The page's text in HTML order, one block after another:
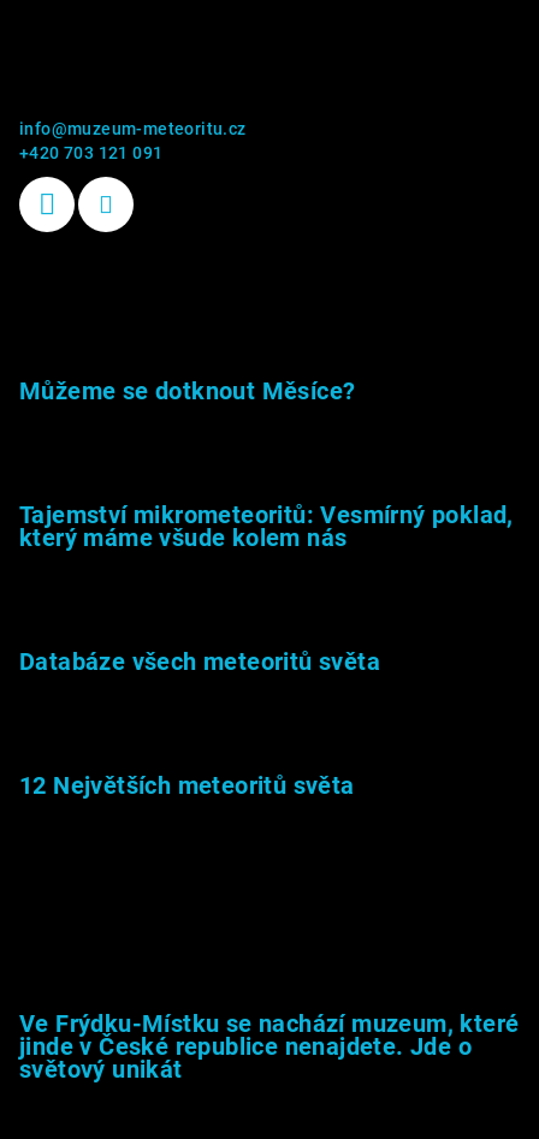
info@muzeum-meteoritu.cz
+420 703 121 091
Můžeme se dotknout Měsíce?
Tajemství mikrometeoritů: Vesmírný poklad,
který máme všude kolem nás
Databáze všech meteoritů světa
12 Největších meteoritů světa
Ve Frýdku-Místku se nachází muzeum, které
jinde v České republice nenajdete. Jde o
světový unikát